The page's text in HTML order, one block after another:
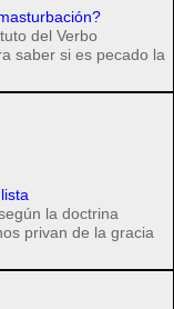
del Verbo
saber si es pecado la
la doctrina
privan de la gracia